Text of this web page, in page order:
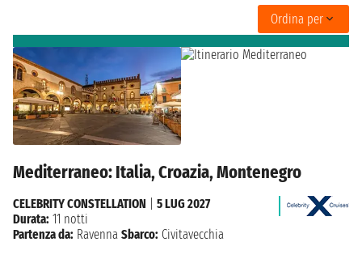
Ordina per
Mediterraneo: Italia, Croazia, Montenegro
CELEBRITY CONSTELLATION
5 LUG 2027
Durata: 11 notti
Partenza da: Ravenna Sbarco: Civitavecchia